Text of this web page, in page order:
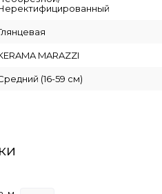
MARAZZI
(16-59 см)